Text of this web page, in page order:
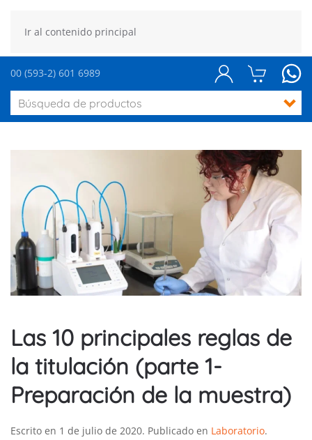
Ir al contenido principal
00 (593-2) 601 6989
Las 10 principales reglas de
la titulación (parte 1-
Preparación de la muestra)
Escrito en 1 de julio de 2020. Publicado en Laboratorio.